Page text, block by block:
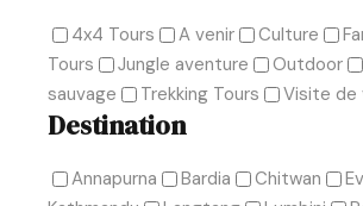
4x4 Tours A venir Culture
Tours
Jungle aventure Outdoor
sauvage
Trekking Tours Visite de
Destination
Annapurna Bardia Chitwan